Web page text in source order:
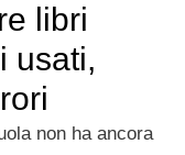
libri
usati,
non ha ancora